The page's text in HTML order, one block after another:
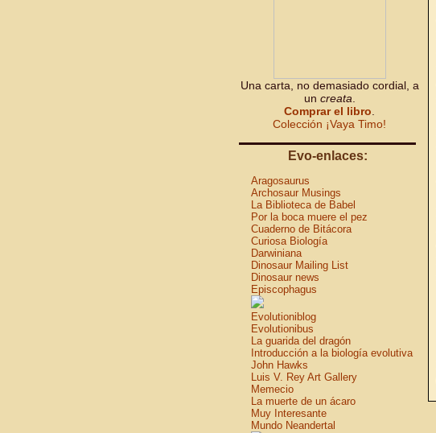
Una carta, no demasiado cordial, a
un creata
Comprar el libro
Colección ¡Vaya Timo!
Evo-enlaces:
Aragosaurus
Archosaur Musings
La Biblioteca de Babel
Por la boca muere el pez
Cuaderno de Bitácora
Curiosa Biología
Darwiniana
Dinosaur Mailing List
Dinosaur news
Episcophagus
Evolutioniblog
Evolutionibus
La guarida del dragón
Introducción a la biología evolutiva
John Hawks
Luis V. Rey Art Gallery
Memecio
La muerte de un ácaro
Muy Interesante
Mundo Neandertal